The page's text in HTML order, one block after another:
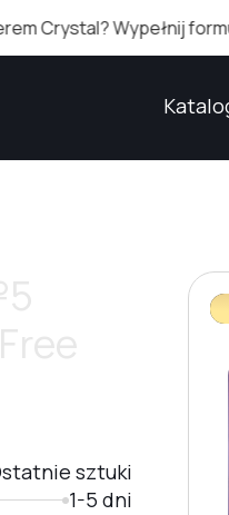
Wypełnij formularz po
sztuki
1-5 dni